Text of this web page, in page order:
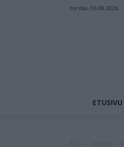
torstai, 06.08.2026
ETUSIVU